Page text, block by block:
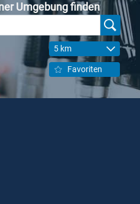
Umgebung finden
5 km
Favoriten